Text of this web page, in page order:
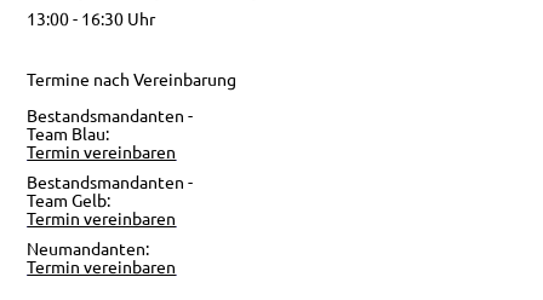
13:00 - 16:30 Uhr
Termine nach Vereinbarung
Bestandsmandanten -
Team Blau:
Termin vereinbaren
Bestandsmandanten -
Team Gelb:
Termin vereinbaren
Neumandanten:
Termin vereinbaren